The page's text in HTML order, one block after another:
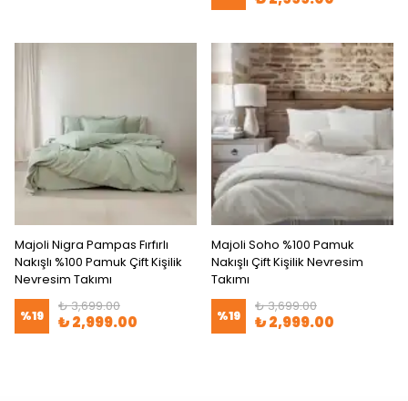
Majoli Nigra Pampas Fırfırlı
Nakışlı %100 Pamuk Çift Kişilik
Nevresim Takımı
%19
₺ 3,699.00
₺ 2,999.00
Majoli Soho %100 Pamuk
Nakışlı Çift Kişilik Nevresim
Takımı
%19
₺ 3,699.00
₺ 2,999.00